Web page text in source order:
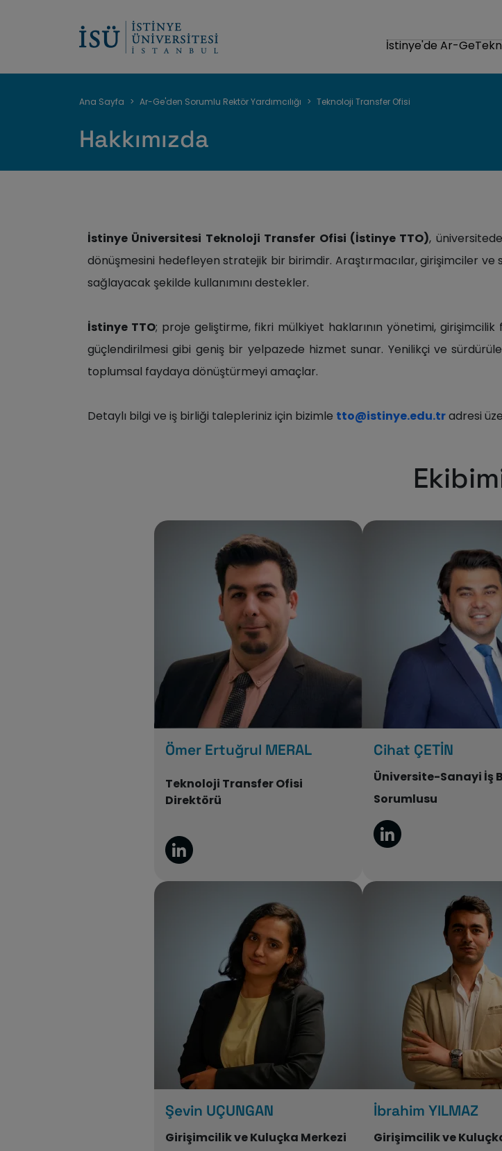
İstinye'de Ar-Ge
Sayfa
yolu
Ana Sayfa Ar-Ge'den Sorumlu Rektör Yardımcılığı Teknoloji Transfer Ofisi
Hakkımızda
İstinye Üniversitesi Teknoloji Transfer Ofisi (İstinye TTO),
dönüşmesini hedefleyen stratejik bir birimdir. Araştırmacılar, girişimciler
sağlayacak şekilde kullanımını destekler.
İstinye TTO; proje geliştirme, fikri mülkiyet haklarının yönetimi,
güçlendirilmesi gibi geniş bir yelpazede hizmet sunar. Yenilikçi ve
toplumsal faydaya dönüştürmeyi amaçlar.
Detaylı bilgi ve iş birliği talepleriniz için bizimle tto@istinye.edu.tradresi
Ömer Ertuğrul MERAL
Teknoloji Transfer Ofisi
Direktörü
Cihat ÇETİN
Üniversite-Sanayi İş
Sorumlusu
Şevin UÇUNGAN
Girişimcilik ve Kuluçka Merkezi
İbrahim YILMAZ
Girişimcilik ve